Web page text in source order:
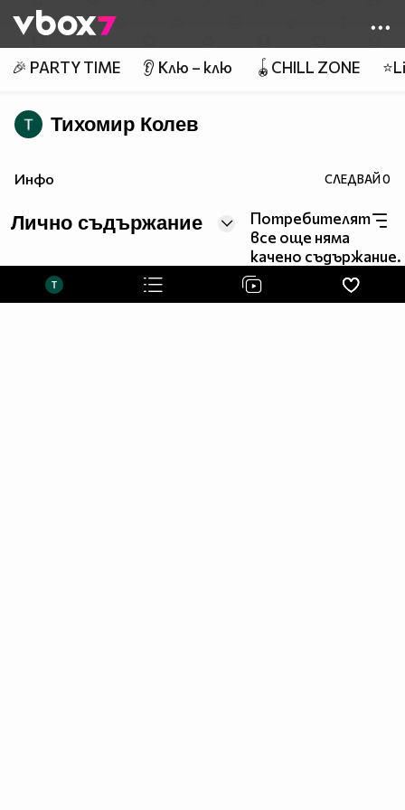
👾
🎉 PARTY TIME 👂 Клю – клю 🪀CHILL ZONE
Тихомир Колев
Инфо СЛЕДВАЙ0
Лично съдържание
Потребителят
все още няма
качено съдържание.